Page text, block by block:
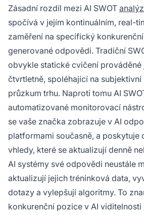
Zásadní rozdíl mezi AI SWOT
spočívá v jejím kontinuálním, real-
zaměření na specifický
generované odpovědi. Tradiční
obvykle statické cvičení prováděné
čtvrtletně, spoléhající na subjektivní
průzkum trhu. Naproti tomu AI
automatizované monitorovací
se vaše značka zobrazuje v AI
platformami současně, a poskytuje
vhledy, které se aktualizují denně
AI systémy své odpovědi neustále
aktualizují jejich tréninková data,
dotazy a vylepšují algoritmy. To
konkurenční pozice v AI viditelnosti